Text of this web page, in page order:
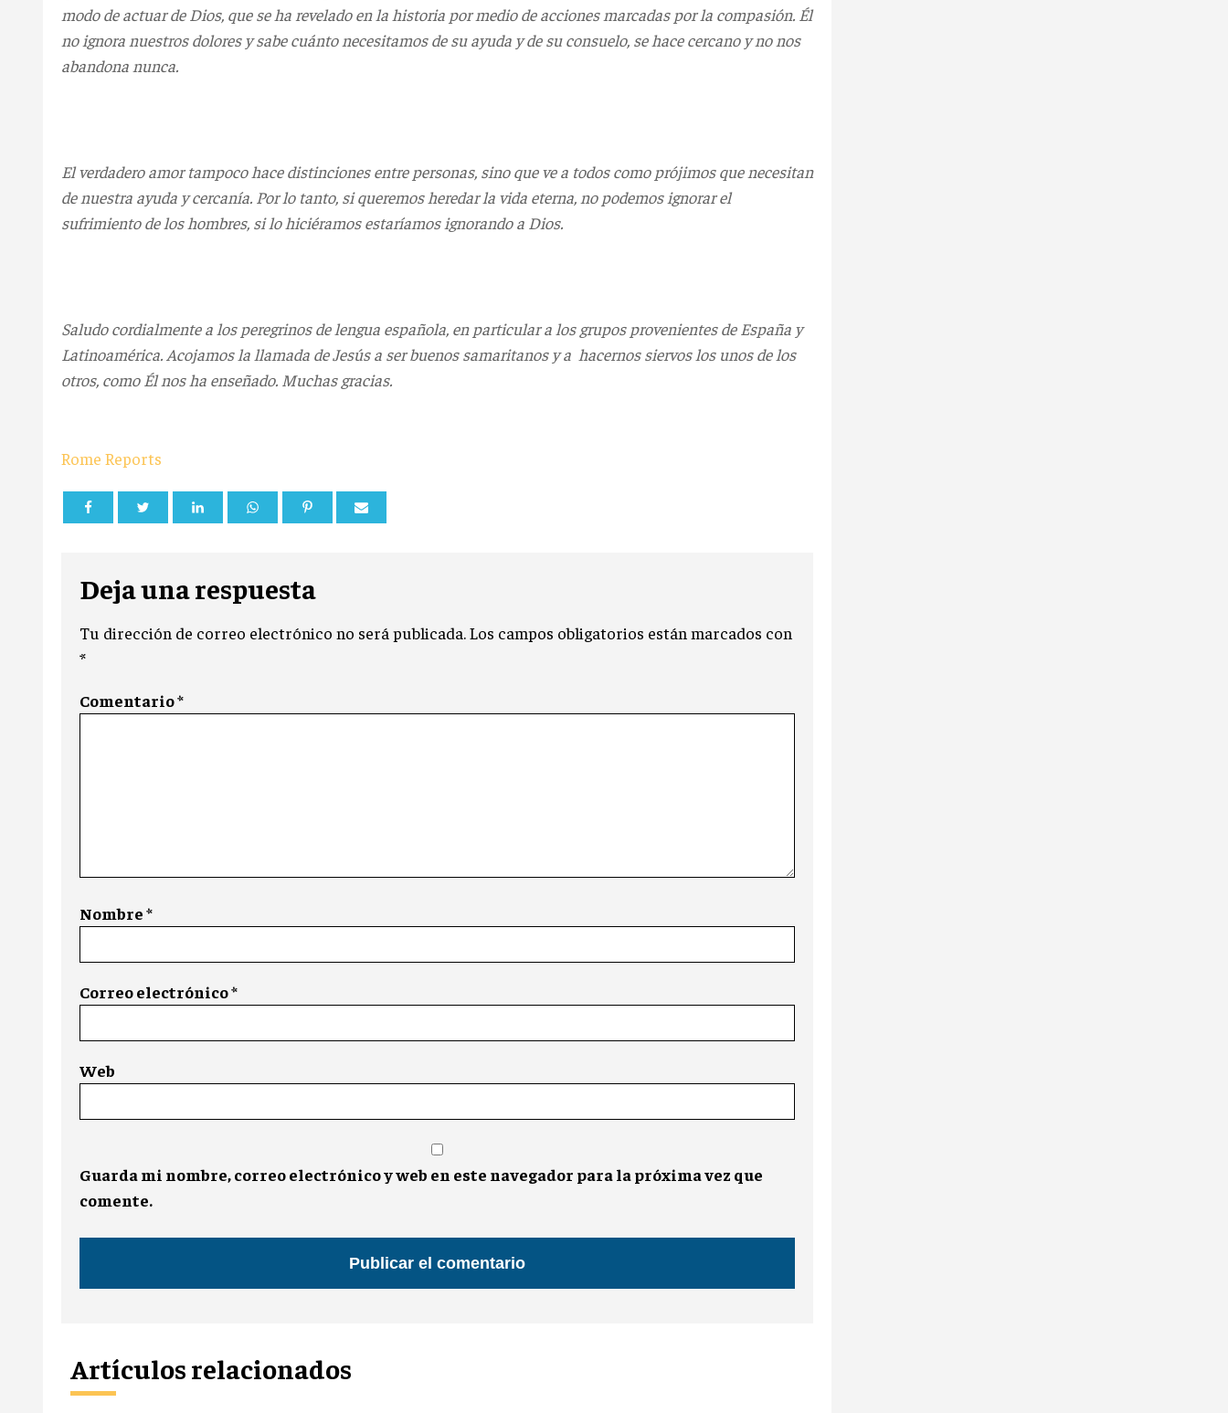
modo de actuar de Dios, que se ha revelado en la historia por medio de acciones marcadas por la compasión. Él
no ignora nuestros dolores y sabe cuánto necesitamos de su ayuda y de su consuelo, se hace cercano y no nos
abandona nunca.
El verdadero amor tampoco hace distinciones entre personas, sino que ve a todos como prójimos que necesitan
de nuestra ayuda y cercanía. Por lo tanto, si queremos heredar la vida eterna, no podemos ignorar el
sufrimiento de los hombres, si lo hiciéramos estaríamos ignorando a Dios.
Saludo cordialmente a los peregrinos de lengua española, en particular a los grupos provenientes de España y
Latinoamérica. Acojamos la llamada de Jesús a ser buenos samaritanos y a hacernos siervos los unos de los
otros, como Él nos ha enseñado. Muchas gracias.
Rome Reports
Deja una respuesta
Tu dirección de correo electrónico no será publicada.Los campos obligatorios están marcados con
*
Comentario*
Nombre*
Correo electrónico*
Web
Guarda mi nombre, correo electrónico y web en este navegador para la próxima vez que
comente.
Artículos relacionados